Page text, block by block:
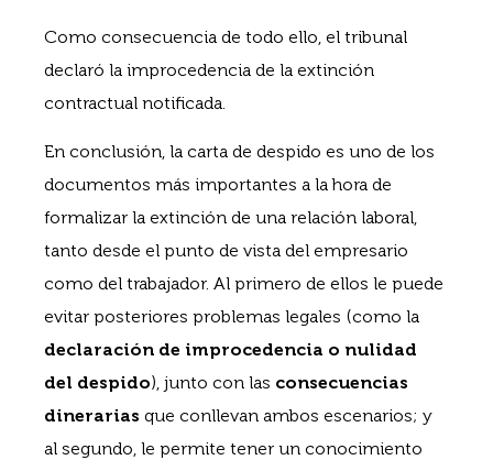
Como consecuencia de todo ello, el tribunal
declaró la improcedencia de la extinción
contractual notificada.
En conclusión, la carta de despido es uno de los
documentos más importantes a la hora de
formalizar la extinción de una relación laboral,
tanto desde el punto de vista del empresario
como del trabajador. Al primero de ellos le puede
evitar posteriores problemas legales (como la
declaración de improcedencia o nulidad
del despido), junto con las consecuencias
dinerarias que conllevan ambos escenarios; y
al segundo, le permite tener un conocimiento